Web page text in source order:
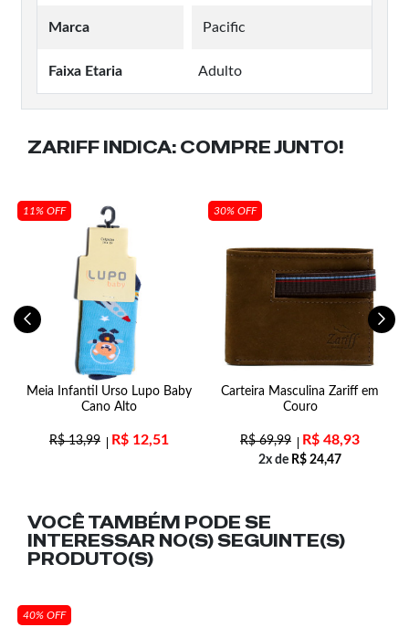
Marca Pacific
Faixa Etaria Adulto
ZARIFF INDICA: COMPRE JUNTO!
11% OFF
Meia Infantil Urso Lupo Baby
Cano Alto
R$13,99 R$ 12,51
30% OFF
Carteira Masculina Zariff em
Couro
R$69,99 R$ 48,93
2x de R$ 24,47
VOCÊ TAMBÉM PODE SE
INTERESSAR NO(S) SEGUINTE(S)
PRODUTO(S)
40% OFF